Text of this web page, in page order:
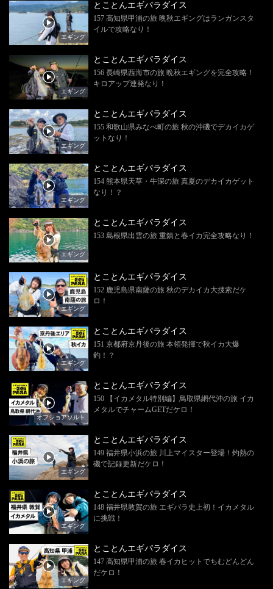
エギング
とことんエギパラダイス
157 高知県甲浦の旅 晩秋エギングはランガンスタ
イルで攻略なり！
エギング
とことんエギパラダイス
156 長崎県西海市の旅 晩秋エギングを完全攻略！
キロアップ連発なり！
エギング
とことんエギパラダイス
155 和歌山県みなべ町の旅 秋の沖磯でデカイカゲ
ットなり！
エギング
とことんエギパラダイス
154 熊本県天草・牛深の旅 真夏のデカイカゲット
なり！？
エギング
とことんエギパラダイス
153 島根県出雲の旅 重鎮と春イカ完全攻略なり！
エギング
とことんエギパラダイス
152 鹿児島県南薩の旅 秋のデカイカ大捜索だケ
ロ！
エギング
とことんエギパラダイス
151 京都府京丹後の旅 本領発揮で秋イカ大爆
釣！？
オフショアソルト
とことんエギパラダイス
150 【イカメタル特別編】鳥取県網代沖の旅 イカ
メタルでチャームGETだケロ！
エギング
とことんエギパラダイス
149 福井県小浜の旅 川上マイスター登場！灼熱の
磯で記録更新だケロ！
エギング
とことんエギパラダイス
148 福井県敦賀の旅 エギパラ史上初！イカメタル
に挑戦！
エギング
とことんエギパラダイス
147 高知県甲浦の旅 春イカヒットでちむどんどん
だケロ！